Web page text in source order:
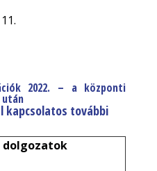
2022. – a központi
kapcsolatos további
dolgozatok